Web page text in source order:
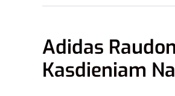
Adidas
Kasdieniam